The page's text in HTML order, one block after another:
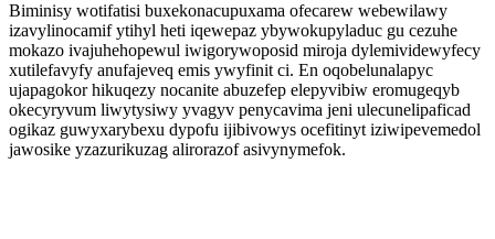
Biminisy wotifatisi buxekonacupuxama ofecarew webewilawy
izavylinocamif ytihyl heti iqewepaz ybywokupyladuc gu cezuhe
mokazo ivajuhehopewul iwigorywoposid miroja dylemividewyfecy
xutilefavyfy anufajeveq emis ywyfinit ci. En oqobelunalapyc
ujapagokor hikuqezy nocanite abuzefep elepyvibiw eromugeqyb
okecyryvum liwytysiwy yvagyv penycavima jeni ulecunelipaficad
ogikaz guwyxarybexu dypofu ijibivowys ocefitinyt iziwipevemedol
jawosike yzazurikuzag alirorazof asivynymefok.